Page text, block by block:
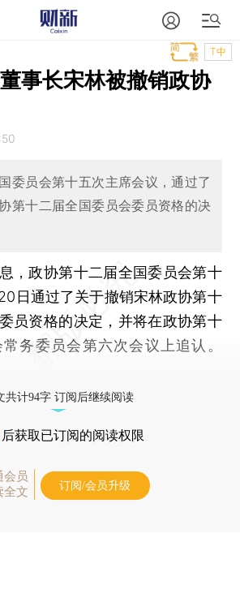
T中
事长宋林被撤销政协
委员会第十五次主席会议，通过了
第十二届全国委员会委员资格的决
政协第十二届全国委员会第十
日通过了关于撤销宋林政协第十
员资格的决定，并将在政协第十
务委员会第六次会议上追认。
共计94字 订阅后继续阅读
后获取已订阅的阅读权限
会员
全文
订阅/会员升级